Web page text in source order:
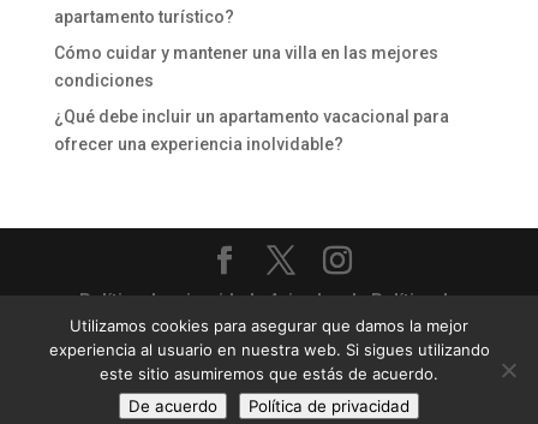
apartamento turístico?
Cómo cuidar y mantener una villa en las mejores
condiciones
¿Qué debe incluir un apartamento vacacional para
ofrecer una experiencia inolvidable?
Política de privacidad Aviso legal
Política de
cookies
Priority Villas & Apartments - Gestión completa de
villas y apartamentos turísticos
Sitio web diseñado por 24pm.es
Utilizamos cookies para asegurar que damos la mejor
experiencia al usuario en nuestra web. Si sigues utilizando
este sitio asumiremos que estás de acuerdo.
De acuerdo
Política de privacidad